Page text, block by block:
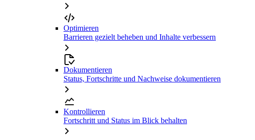
Optimieren
Barrieren gezielt beheben und Inhalte verbessern
Dokumentieren
Status, Fortschritte und Nachweise dokumentieren
Kontrollieren
Fortschritt und Status im Blick behalten